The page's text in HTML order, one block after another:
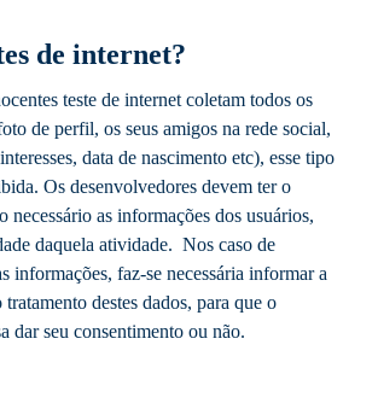
de internet?
teste de internet coletam todos os
de perfil, os seus amigos na rede social,
data de nascimento etc), esse tipo
Os desenvolvedores devem ter o
necessário as informações dos usuários,
daquela atividade. Nos caso de
informações, faz-se necessária informar a
destes dados, para que o
dar seu consentimento ou não.